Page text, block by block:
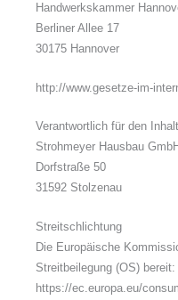
Handwerkskammer
Berliner Allee 17
30175 Hannover
http://www.gesetze-im-
Verantwortlich für den
Strohmeyer Hausbau GmbH
Dorfstraße 50
31592 Stolzenau
Streitschlichtung
Die Europäische
Streitbeilegung (OS) bereit:
https://ec.europa.eu/